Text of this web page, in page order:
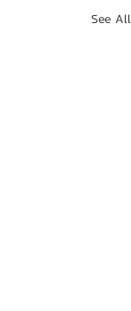
See All